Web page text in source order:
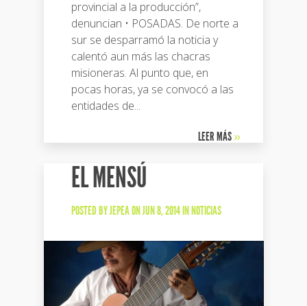
provincial a la producción”,
denuncian • POSADAS. De norte a
sur se desparramó la noticia y
calentó aun más las chacras
misioneras. Al punto que, en
pocas horas, ya se convocó a las
entidades de...
LEER MÁS»
EL MENSÚ
POSTED BYJEPEAON JUN 8, 2014 INNOTICIAS